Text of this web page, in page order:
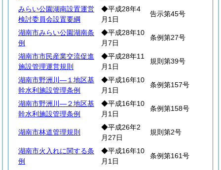
みらい公園湖南設置運営
検討委員会設置要綱
◆平成28年4
月1日
告示第45号
湖南市みらい公園湖南条
例
◆平成28年10
月7日
条例第27号
湖南市市民産業交流促進
施設管理運営規則
◆平成28年11
月1日
規則第39号
湖南市野洲川―１地区基
幹水利施設管理条例
◆平成16年10
月1日
条例第157号
湖南市野洲川―２地区基
幹水利施設管理条例
◆平成16年10
月1日
条例第158号
湖南市林道管理規則
◆平成26年2
月27日
規則第2号
湖南市火入れに関する条
例
◆平成16年10
月1日
条例第161号